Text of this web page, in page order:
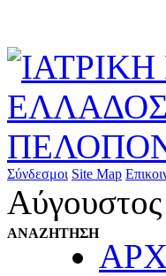
Σύνδεσμοι Site Map
ΑΝΑΖΗΤΗΣΗ